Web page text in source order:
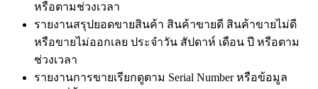
หรือตามช่วงเวลา
รายงานสรุปยอดขายสินค้า สินค้าขายดี สินค้าขายไม่ดี
หรือขายไม่ออกเลย ประจำวัน สัปดาห์ เดือน ปี หรือตาม
ช่วงเวลา
รายงานการขายเรียกดูตาม Serial Number หรือข้อมูล